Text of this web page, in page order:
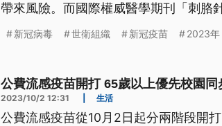
帶來風險。而國際權威醫學期刊「刺胳
新冠病毒 世衛組織 新冠疫苗 2023年
公費流感疫苗開打 65歲以上優先校園同
2023/10/2 12:31 生活
公費流感疫苗從10月2日起分兩階段開